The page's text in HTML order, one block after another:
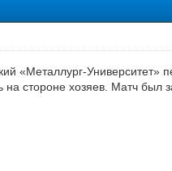
«Металлург-
на стороне хозяев. Матч